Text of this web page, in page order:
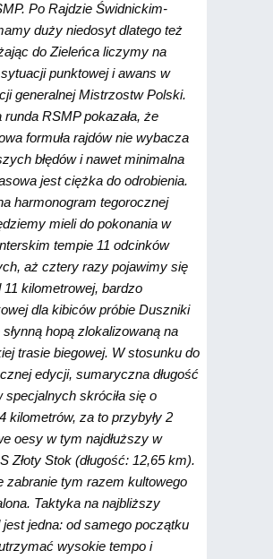
Po Rajdzie Świdnickim-
duży niedosyt dlatego też
do Zieleńca liczymy na
punktowej i awans w
generalnej Mistrzostw Polski.
RSMP pokazała, że
formuła rajdów nie wybacza
błędów i nawet minimalna
jest ciężka do odrobienia.
harmonogram tegorocznej
mieli do pokonania w
tempie 11 odcinków
aż cztery razy pojawimy się
11 kilometrowej, bardzo
dla kibiców próbie Duszniki
hopą zlokalizowaną na
trasie biegowej. W stosunku do
edycji, sumaryczna długość
specjalnych skróciła się o
kilometrów, za to przybyły 2
oesy w tym najdłuższy w
Złoty Stok (długość: 12,65 km).
zabranie tym razem kultowego
Taktyka na najbliższy
jedna: od samego początku
wysokie tempo i